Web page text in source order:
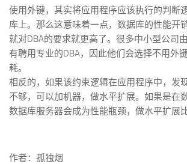
使用外键，其实将应用程序应该执行的判断
库上。那么这意味着一点，数据库的性能开
就对DBA的要求就更高了。很多中小型公司
有聘用专业的DBA，因此他们会选择不用外
耗。
相反的，如果该约束逻辑在应用程序中，发
不够，可以加机器，做水平扩展。如果是在
数据库服务器会成为性能瓶颈，做水平扩展
作者：孤独烟